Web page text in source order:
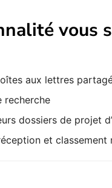
vous
aux lettres
recherche
dossiers de projet
et classement